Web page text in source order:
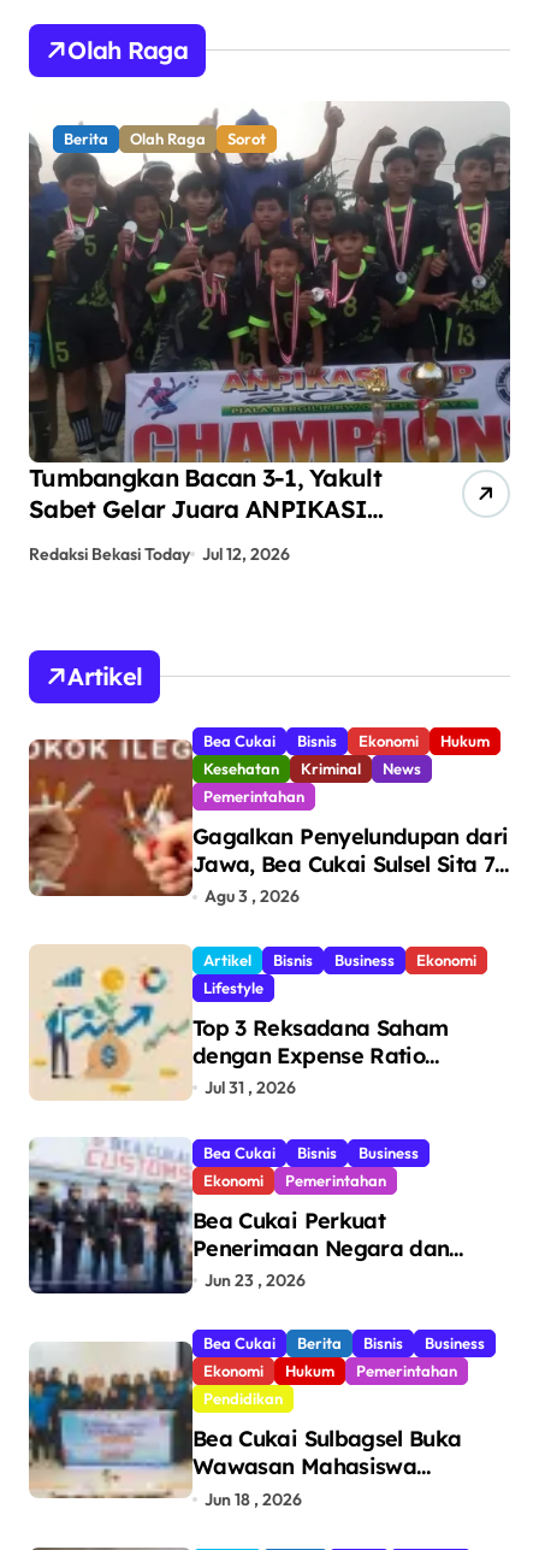
Olah Raga
Berita Olah Raga Sorot
Tumbangkan Bacan 3-1, Yakult
Sabet Gelar Juara ANPIKASI
Redaksi Bekasi Today Jul 12, 2026
Artikel
Bea Cukai Bisnis Ekonomi
Hukum
Kesehatan
Kriminal
News
Pemerintahan
Gagalkan Penyelundupan dari
Jawa, Bea Cukai Sulsel Sita 7,8
Juta Batang Rokok Ilegal
Makassar
Agu 3 , 2026
Artikel Bisnis Business
Ekonomi
Lifestyle
Top 3 Reksadana Saham
dengan Expense Ratio
Terendah
Jul 31 , 2026
Bea Cukai Bisnis
Business
Ekonomi
Pemerintahan
Bea Cukai Perkuat
Penerimaan Negara dan
Pengawasan, Setor Rp123,8
Jun 23 , 2026
Bea Cukai Berita Bisnis
Business
Ekonomi
Hukum
Pemerintahan
Pendidikan
Bea Cukai Sulbagsel Buka
Wawasan Mahasiswa
Politeknik Bosowa tentang
Jun 18 , 2026